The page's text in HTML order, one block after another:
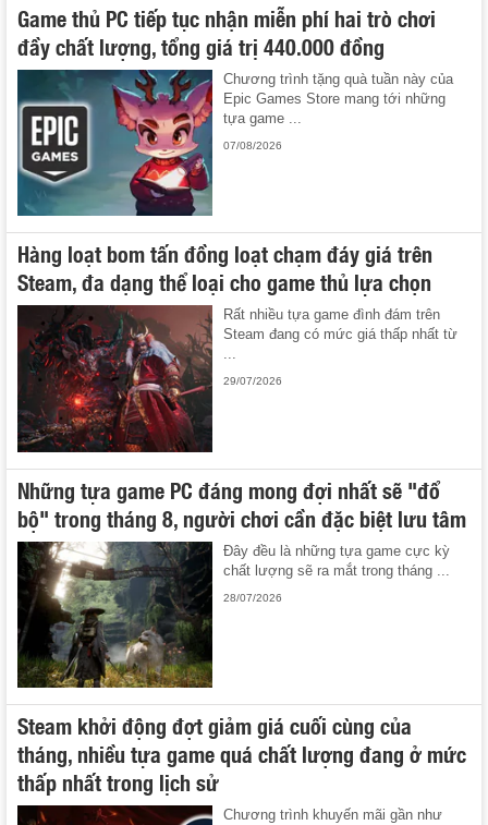
Game thủ PC tiếp tục nhận miễn phí hai trò chơi
đầy chất lượng, tổng giá trị 440.000 đồng
Chương trình tặng quà tuần này của
Epic Games Store mang tới những
tựa game ...
07/08/2026
Hàng loạt bom tấn đồng loạt chạm đáy giá trên
Steam, đa dạng thể loại cho game thủ lựa chọn
Rất nhiều tựa game đình đám trên
Steam đang có mức giá thấp nhất từ
...
29/07/2026
Những tựa game PC đáng mong đợi nhất sẽ "đổ
bộ" trong tháng 8, người chơi cần đặc biệt lưu tâm
Đây đều là những tựa game cực kỳ
chất lượng sẽ ra mắt trong tháng ...
28/07/2026
Steam khởi động đợt giảm giá cuối cùng của
tháng, nhiều tựa game quá chất lượng đang ở mức
thấp nhất trong lịch sử
Chương trình khuyến mãi gần như